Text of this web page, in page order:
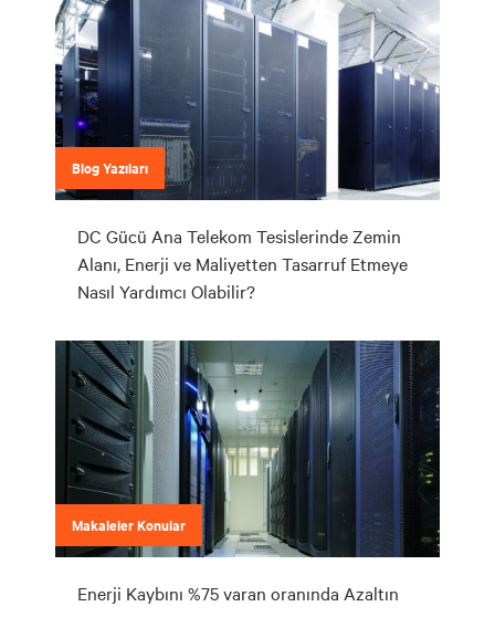
Blog Yazıları
DC Gücü Ana Telekom Tesislerinde Zemin
Alanı, Enerji ve Maliyetten Tasarruf Etmeye
Nasıl Yardımcı Olabilir?
Makaleler Konular
Enerji Kaybını %75 varan oranında Azaltın